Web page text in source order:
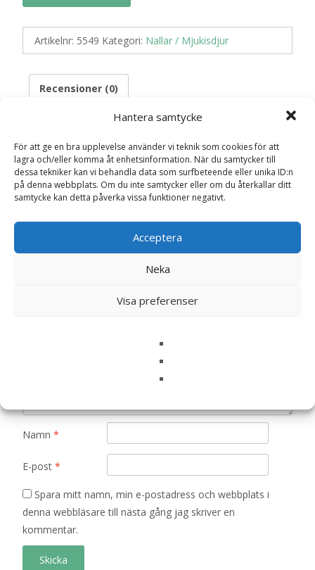
Hantera samtycke
För att ge en bra upplevelse använder vi teknik som cookies för att
lagra och/eller komma åt enhetsinformation. När du samtycker till
dessa tekniker kan vi behandla data som surfbeteende eller unika ID:n
på denna webbplats. Om du inte samtycker eller om du återkallar ditt
samtycke kan detta påverka vissa funktioner negativt.
Acceptera
Neka
Visa preferenser
Artikelnr: 5549 Kategori: Nallar / Mjukisdjur
Recensioner (0)
Recensioner
Det finns inga recensioner än.
Bli först med att recensera ”Diinglisar
Snuttefilt, Katt – Teddykompaniet”
Din e-postadress kommer inte publiceras. Obligatoriska fält
Namn *
E-post *
Spara mitt namn, min e-postadress och webbplats i
denna webbläsare till nästa gång jag skriver en
kommentar.